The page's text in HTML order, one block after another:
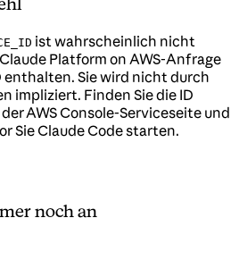
ist wahrscheinlich nicht
Platform on AWS-Anfrage
enthalten. Sie wird nicht durch
impliziert. Finden Sie die ID
AWS Console-Serviceseite und
Sie Claude Code starten.
noch an